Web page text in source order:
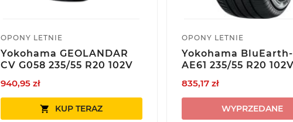
OPONY LETNIE
Yokohama GEOLANDAR
CV G058 235/55 R20 102V
940,95 zł
 KUP TERAZ
OPONY LETNIE
Yokohama
AE61 235/55 R20
835,17 zł
WYPRZEDANE